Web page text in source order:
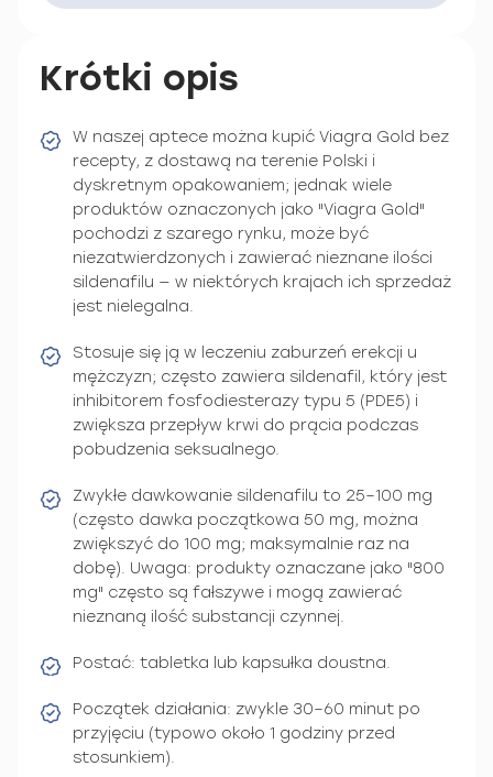
Krótki opis
W naszej aptece można kupić Viagra Gold bez
recepty, z dostawą na terenie Polski i
dyskretnym opakowaniem; jednak wiele
produktów oznaczonych jako "Viagra Gold"
pochodzi z szarego rynku, może być
niezatwierdzonych i zawierać nieznane ilości
sildenafilu — w niektórych krajach ich sprzedaż
jest nielegalna.
Stosuje się ją w leczeniu zaburzeń erekcji u
mężczyzn; często zawiera sildenafil, który jest
inhibitorem fosfodiesterazy typu 5 (PDE5) i
zwiększa przepływ krwi do prącia podczas
pobudzenia seksualnego.
Zwykłe dawkowanie sildenafilu to 25–100 mg
(często dawka początkowa 50 mg, można
zwiększyć do 100 mg; maksymalnie raz na
dobę). Uwaga: produkty oznaczane jako "800
mg" często są fałszywe i mogą zawierać
nieznaną ilość substancji czynnej.
Postać: tabletka lub kapsułka doustna.
Początek działania: zwykle 30–60 minut po
przyjęciu (typowo około 1 godziny przed
stosunkiem).